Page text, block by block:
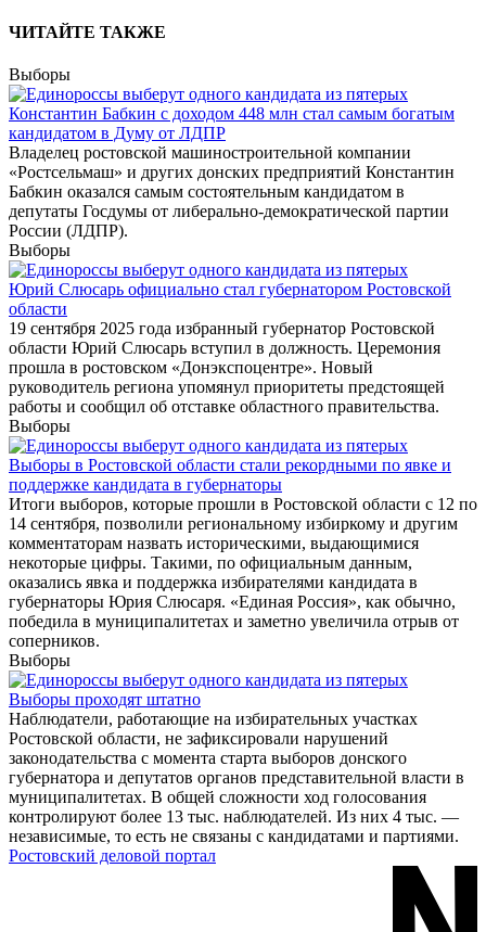
ЧИТАЙТЕ ТАКЖЕ
Выборы
Константин Бабкин с доходом 448 млн стал самым богатым
кандидатом в Думу от ЛДПР
Владелец ростовской машиностроительной компании
«Ростсельмаш» и других донских предприятий Константин
Бабкин оказался самым состоятельным кандидатом в
депутаты Госдумы от либерально-демократической партии
России (ЛДПР).
Выборы
Юрий Слюсарь официально стал губернатором Ростовской
области
19 сентября 2025 года избранный губернатор Ростовской
области Юрий Слюсарь вступил в должность. Церемония
прошла в ростовском «Донэкспоцентре». Новый
руководитель региона упомянул приоритеты предстоящей
работы и сообщил об отставке областного правительства.
Выборы
Выборы в Ростовской области стали рекордными по явке и
поддержке кандидата в губернаторы
Итоги выборов, которые прошли в Ростовской области с 12 по
14 сентября, позволили региональному избиркому и другим
комментаторам назвать историческими, выдающимися
некоторые цифры. Такими, по официальным данным,
оказались явка и поддержка избирателями кандидата в
губернаторы Юрия Слюсаря. «Единая Россия», как обычно,
победила в муниципалитетах и заметно увеличила отрыв от
соперников.
Выборы
Выборы проходят штатно
Наблюдатели, работающие на избирательных участках
Ростовской области, не зафиксировали нарушений
законодательства с момента старта выборов донского
губернатора и депутатов органов представительной власти в
муниципалитетах. В общей сложности ход голосования
контролируют более 13 тыс. наблюдателей. Из них 4 тыс. —
независимые, то есть не связаны с кандидатами и партиями.
Ростовский деловой портал